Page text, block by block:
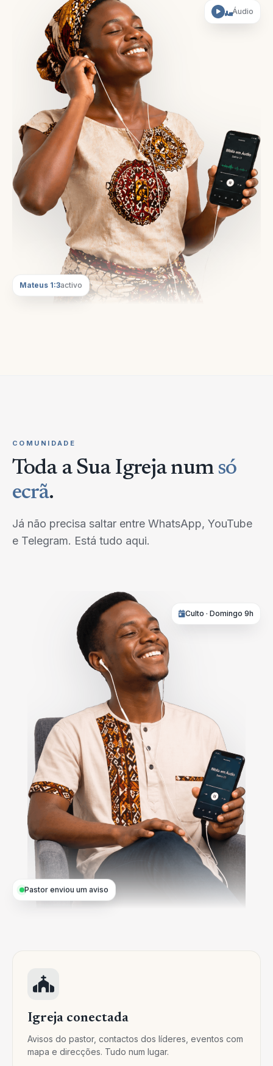
Áudio
Mateus 1:3activo
COMUNIDADE
Toda a Sua Igreja numsó
ecrã.
Já não precisa saltar entre WhatsApp, YouTube
e Telegram. Está tudo aqui.
Culto · Domingo 9h
Pastor enviou um aviso
Igreja conectada
Avisos do pastor, contactos dos líderes, eventos com
mapa e direcções. Tudo num lugar.